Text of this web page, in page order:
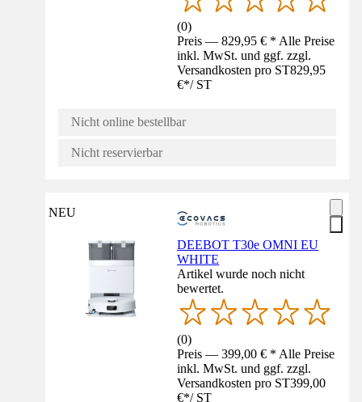
(0)
Preis — 829,95 € * Alle Preise
inkl. MwSt. und ggf. zzgl.
Versandkosten pro ST829,95
€*/ ST
Nicht online bestellbar
Nicht reservierbar
NEU
DEEBOT T30e OMNI EU
WHITE
Artikel wurde noch nicht
bewertet.
(0)
Preis — 399,00 € * Alle Preise
inkl. MwSt. und ggf. zzgl.
Versandkosten pro ST399,00
€*/ ST